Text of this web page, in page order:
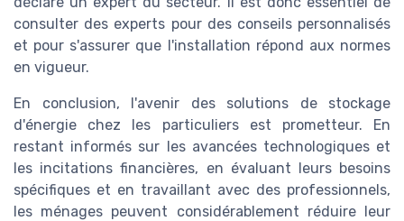
consulter des experts pour des conseils personnalisés
et pour s'assurer que l'installation répond aux normes
en vigueur.
En conclusion, l'avenir des solutions de stockage
d'énergie chez les particuliers est prometteur. En
restant informés sur les avancées technologiques et
les incitations financières, en évaluant leurs besoins
spécifiques et en travaillant avec des professionnels,
les ménages peuvent considérablement réduire leur